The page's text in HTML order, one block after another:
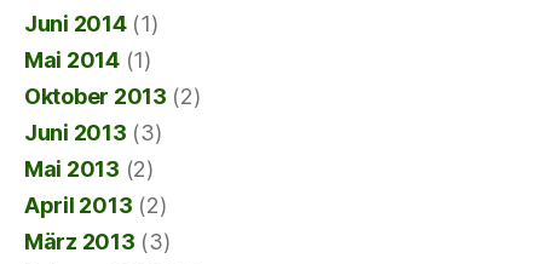
Juni 2014(1)
Mai 2014(1)
Oktober 2013 (2)
Juni 2013 (3)
Mai 2013 (2)
April 2013 (2)
März 2013 (3)